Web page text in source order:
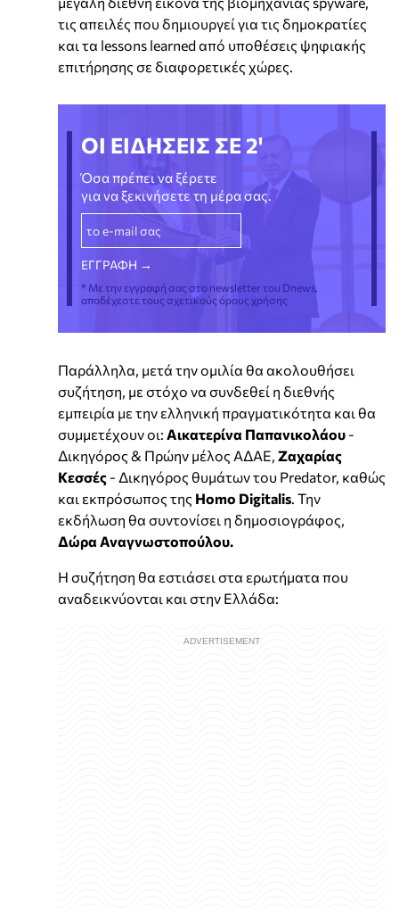
τις απειλές που δημιουργεί για τις δημοκρατίες
και τα lessons learned από υποθέσεις ψηφιακής
επιτήρησης σε διαφορετικές χώρες.
ΟΙ ΕΙΔΗΣΕΙΣ ΣΕ 2'
Όσα πρέπει να ξέρετε
για να ξεκινήσετε τη μέρα σας.
* Με την εγγραφή σας στο newsletter του Dnews,
αποδέχεστε τους σχετικούς όρους χρήσης
Παράλληλα, μετά την ομιλία θα ακολουθήσει
συζήτηση, με στόχο να συνδεθεί η διεθνής
εμπειρία με την ελληνική πραγματικότητα και θα
συμμετέχουν οι: Αικατερίνα Παπανικολάου -
Δικηγόρος & Πρώην μέλος ΑΔΑΕ, Ζαχαρίας
Κεσσές - Δικηγόρος θυμάτων του Predator, καθώς
και εκπρόσωπος της Homo Digitalis . Την
εκδήλωση θα συντονίσει η δημοσιογράφος,
Δώρα Αναγνωστοπούλου.
Η συζήτηση θα εστιάσει στα ερωτήματα που
αναδεικνύονται και στην Ελλάδα: